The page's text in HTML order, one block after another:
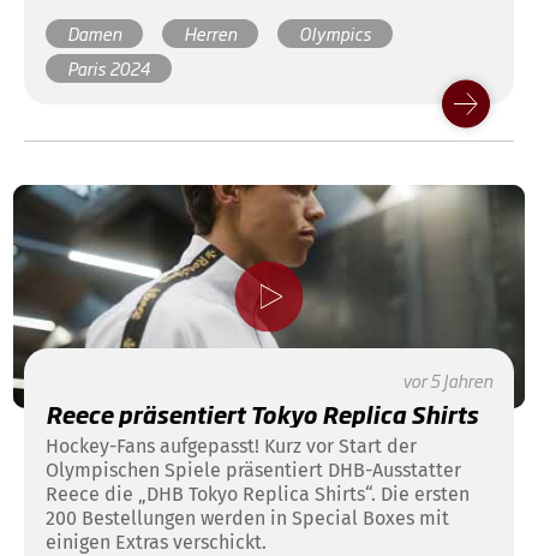
Feldhockey. Damit sich der Hockey-Regel-
Dschungel auch für die neuen Hockeyfreunde ganz
schnell lichtet.
Damen Herren
Olympics
Paris 2024
vor 5 Jahren
Reece präsentiert Tokyo Replica Shirts
Hockey-Fans aufgepasst! Kurz vor Start der
Olympischen Spiele präsentiert DHB-Ausstatter
Reece die „DHB Tokyo Replica Shirts“. Die ersten
200 Bestellungen werden in Special Boxes mit
einigen Extras verschickt.